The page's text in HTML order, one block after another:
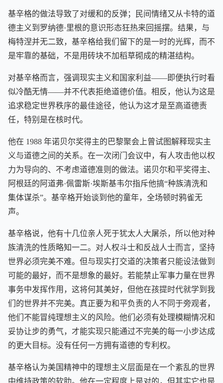
基辛格的做法导致了对缓和的反弹；民间情绪又从卡特的道
德主义到罗纳德·里根的意识形态狂热来回摇摆。结果，与
梅特涅并无二致，基辛格给我们留下的是一时的光辉，而不
是牢靠的基础，不是用砖块不加稻草砌成的精湛结构。
对基辛格而言，强调现实主义和国家利益——即便执行时看
似冷酷无情——并不代表拒绝道德价值。相反，他认为这是
追求稳定世界秩序的最佳途径，他认为这才是至高道德责
任，特别是在核时代。
他在 1988 年诺贝尔奖得主的巴黎聚会上曾试图解释现实主
义与道德之间的关系。在一次闭门会议中，有人攻击他以权
力为导向的、不考虑道德准则的做法。诺贝尔和平奖得主、
阿根廷的阿道弗·佩雷斯·埃斯基韦尔指斥他搞“种族清洗和
集体谋杀”。基辛格开始谈到他的童年，全场顿时鸦雀无
声。
基辛格说，他有十几位亲人死于犹太人大屠杀，所以他对种
族清洗的性质略知一二。对人权斗士和反战人士而言，坚持
世界必须完美不难。但与现实打交道的决策者只能设法做到
可能的最好，而不是想象的最好。若能禁止军事力量在世界
事务中发挥作用，这将何其美好，但他在孩提时代就学到我
们的世界并不完美。真正要为和平负责的人不同于旁观者，
他们不能冒纯理想主义的风险。他们必须有处理模糊情况和
妥协让步的勇气，才能实现只能通过不完美的每一小步达成
的更大目标。没有任何一方拥有道德的专利权。
基辛格认为美国精神中的理想主义层面是在一个紊乱的世界
中维持政策的软肋。他在一定程度上是对的，但其实它也是